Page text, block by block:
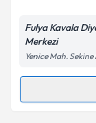
Metni
Fulya Kavala
Merkezi
Yenice Mah.